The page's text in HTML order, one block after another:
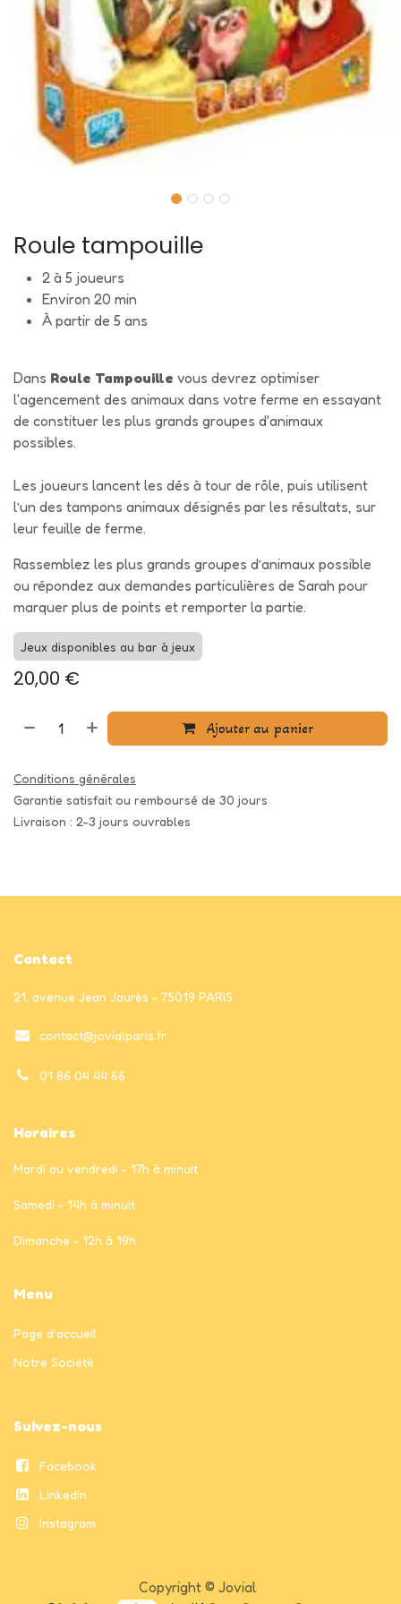
Roule tampouille
2 à 5 joueurs
Environ 20 min
À partir de 5 ans
Dans Roule Tampouille vous devrez optimiser
l'agencement des animaux dans votre ferme en essayant
de constituer les plus grands groupes d'animaux
possibles.
Les joueurs lancent les dés à tour de rôle, puis utilisent
l’un des tampons animaux désignés par les résultats, sur
leur feuille de ferme.
Rassemblez les plus grands groupes d’animaux possible
ou répondez aux demandes particulières de Sarah pour
marquer plus de points et remporter la partie.
Jeux disponibles au bar à jeux
20,00 €
Ajouter au panier
Conditions générales
Garantie satisfait ou remboursé de 30 jours
Livraison : 2-3 jours ouvrables
Contact
21, avenue Jean Jaurès - 75019 PARIS
contact@jovialparis.fr
01 86 04 44 66
Horaires
Mardi au vendredi - 17h à minuit
Samedi - 14h à minuit
Dimanche - 12h à 19h
Menu
Page d'accueil
Notre Société
Suivez-nous
Facebook
LinkedIn
Instagram
Copyright © Jovial